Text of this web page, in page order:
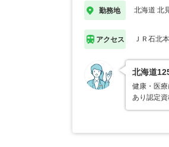
勤務地 北海道 北
アクセス ＪＲ石北
北海道
健康・医
あり認定